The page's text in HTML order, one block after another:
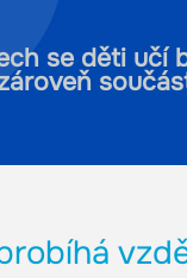
se děti učí